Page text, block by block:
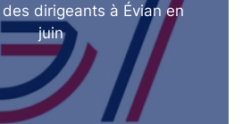
dirigeants à Évian en
juin